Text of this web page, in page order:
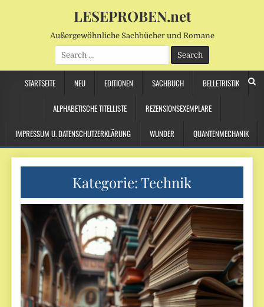
LESEPROBEN.net
Außergewöhnliche Sachbücher und Romane
Search
for:
STARTSEITE NEU EDITIONEN SACHBUCH BELLETRISTIK
ALPHABETISCHE TITELLISTE REZENSIONSEXEMPLARE
IMPRESSUM U. DATENSCHUTZERKLÄRUNG WUNDER QUANTENMECHANIK
Kategorie:Technik